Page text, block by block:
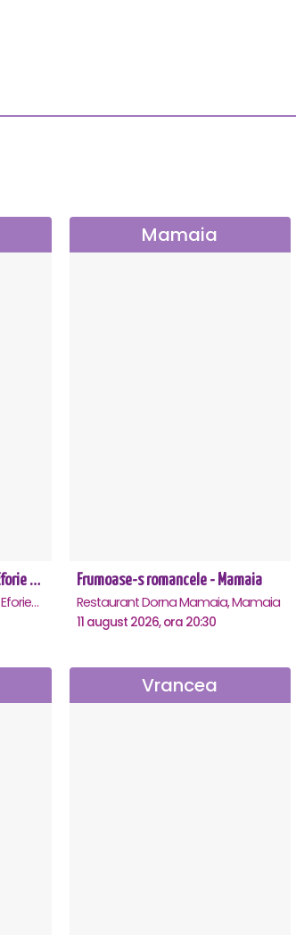
CEA MAI GREA ESTE IUBIREA - Eforie Nord
Teatrul de vara - Eforie Nord, Eforie-Nord
Mamaia
Frumoase-s romancele - Mamaia
Restaurant Dorna Mamaia, Mamaia
11 august 2026, ora 20:30
Vrancea